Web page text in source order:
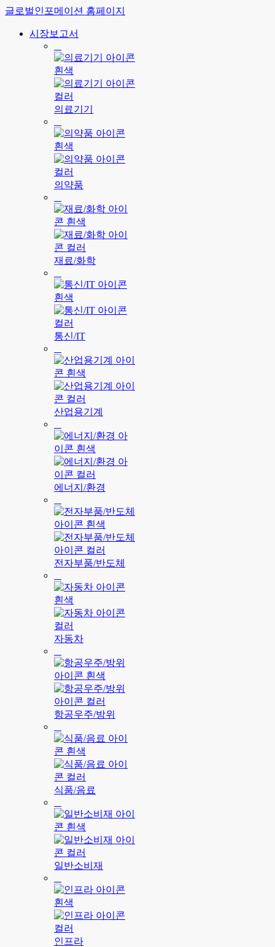
글로벌인포메이션 홈페이지
시장보고서
의료기기
의약품
재료/화학
통신/IT
산업용기계
에너지/환경
전자부품/반도체
자동차
항공우주/방위
식품/음료
일반소비재
인프라